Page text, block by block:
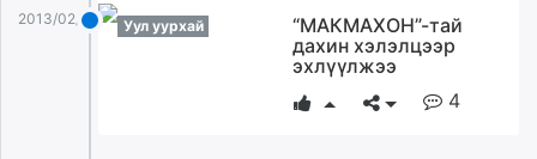
2013/02/25 Уул уурхай
“МАКМАХОН”-тай
дахин хэлэлцээр
эхлүүлжээ
4